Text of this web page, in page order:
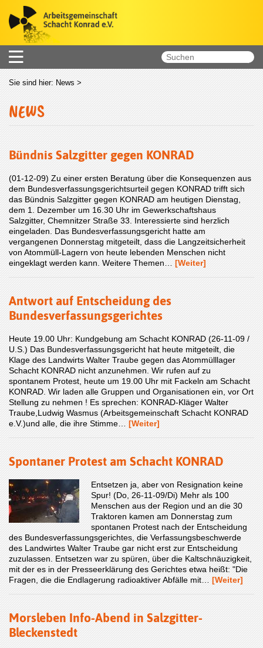
Sie sind hier: News >
NEWS
Bündnis Salzgitter gegen KONRAD
(01-12-09) Zu einer ersten Beratung über die Konsequenzen aus
dem Bundesverfassungsgerichtsurteil gegen KONRAD trifft sich
das Bündnis Salzgitter gegen KONRAD am heutigen Dienstag,
dem 1. Dezember um 16.30 Uhr im Gewerkschaftshaus
Salzgitter, Chemnitzer Straße 33. Interessierte sind herzlich
eingeladen. Das Bundesverfassungsgericht hatte am
vergangenen Donnerstag mitgeteilt, dass die Langzeitsicherheit
von Atommüll-Lagern von heute lebenden Menschen nicht
eingeklagt werden kann. Weitere Themen… [Weiter]
Antwort auf Entscheidung des
Bundesverfassungsgerichtes
Heute 19.00 Uhr: Kundgebung am Schacht KONRAD (26-11-09 /
U.S.) Das Bundesverfassungsgericht hat heute mitgeteilt, die
Klage des Landwirts Walter Traube gegen das Atommülllager
Schacht KONRAD nicht anzunehmen. Wir rufen auf zu
spontanem Protest, heute um 19.00 Uhr mit Fackeln am Schacht
KONRAD. Wir laden alle Gruppen und Organisationen ein, vor Ort
Stellung zu nehmen ! Es sprechen: KONRAD-Kläger Walter
Traube,Ludwig Wasmus (Arbeitsgemeinschaft Schacht KONRAD
e.V.)und alle, die ihre Stimme… [Weiter]
Spontaner Protest am Schacht KONRAD
Entsetzen ja, aber von Resignation keine
Spur! (Do, 26-11-09/Di) Mehr als 100
Menschen aus der Region und an die 30
Traktoren kamen am Donnerstag zum
spontanen Protest nach der Entscheidung
des Bundesverfassungsgerichtes, die Verfassungsbeschwerde
des Landwirtes Walter Traube gar nicht erst zur Entscheidung
zuzulassen. Entsetzen war zu spüren, über die Kaltschnäuzigkeit,
mit der es in der Presseerklärung des Gerichtes etwa heißt: "Die
Fragen, die die Endlagerung radioaktiver Abfälle mit… [Weiter]
Morsleben Info-Abend in Salzgitter-
Bleckenstedt